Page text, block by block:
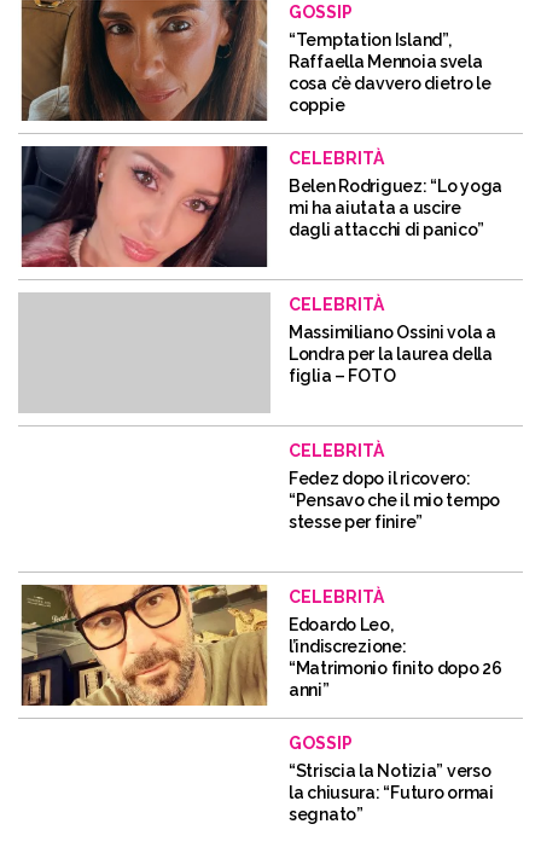
GOSSIP
“Temptation Island”,
Raffaella Mennoia svela
cosa c’è davvero dietro le
coppie
CELEBRITÀ
Belen Rodriguez: “Lo yoga
mi ha aiutata a uscire
dagli attacchi di panico”
CELEBRITÀ
Massimiliano Ossini vola a
Londra per la laurea della
figlia – FOTO
CELEBRITÀ
Fedez dopo il ricovero:
“Pensavo che il mio tempo
stesse per finire”
CELEBRITÀ
Edoardo Leo,
l’indiscrezione:
“Matrimonio finito dopo 26
anni”
GOSSIP
“Striscia la Notizia” verso
la chiusura: “Futuro ormai
segnato”